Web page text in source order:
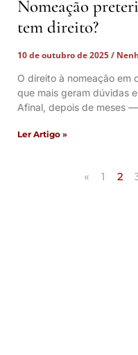
Nomeação
tem direito?
10 de outubro de 2025
O direito à nomeação em
que mais geram dúvidas
Afinal, depois de meses
Ler Artigo »
« 1 2